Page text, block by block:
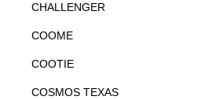
CHALLENGER
COOME
COOTIE
COSMOS TEXAS